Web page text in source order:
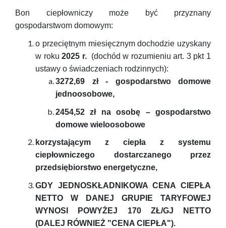
Bon ciepłowniczy może być przyznany
gospodarstwom domowym:
o przeciętnym miesięcznym dochodzie uzyskany
w roku2025 r. (dochód w rozumieniu art. 3 pkt 1
ustawy o świadczeniach rodzinnych):
3272,69 zł - gospodarstwo domowe
jednoosobowe,
2454,52 zł na osobę – gospodarstwo
domowe wieloosobowe
korzystającym z ciepła z systemu
ciepłowniczego dostarczanego przez
przedsiębiorstwo energetyczne,
GDY JEDNOSKŁADNIKOWA CENA CIEPŁA
NETTO W DANEJ GRUPIE TARYFOWEJ
WYNOSI POWYŻEJ 170 ZŁ/GJ NETTO
(DALEJ RÓWNIEŻ "CENA CIEPŁA").